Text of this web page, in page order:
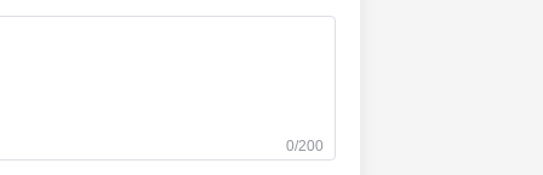
0/200